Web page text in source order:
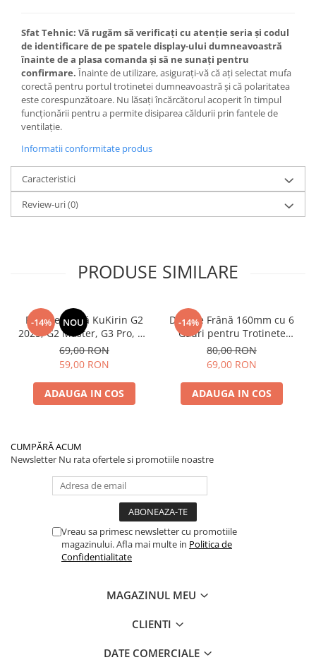
Sfat Tehnic: Vă rugăm să verificați cu atenție seria și codul
de identificare de pe spatele display-ului dumneavoastră
înainte de a plasa comanda și să ne sunați pentru
confirmare. Înainte de utilizare, asigurați-vă că ați selectat mufa
corectă pentru portul trotinetei dumneavoastră și că polaritatea
este corespunzătoare. Nu lăsați încărcătorul acoperit în timpul
funcționării pentru a permite disiparea căldurii prin fantele de
ventilație.
Informatii conformitate produs
Caracteristici
Review-uri(0)
PRODUSE SIMILARE
-14% NOU
Plăcuțe Frână KuKirin G2
2025, G2 Master, G3 Pro, G4
– Set 2 Bucăți (Față sau
Spate) Premium
69,00 RON
59,00 RON
ADAUGA IN COS
-14%
Disc de Frână 160mm cu 6
Găuri pentru Trotinete
Electrice KuKirin G4 (Model
2025) și KuKirin G2 –
Performanță Premium
80,00 RON
69,00 RON
ADAUGA IN COS
CUMPĂRĂ ACUM
Newsletter Nu rata ofertele si promotiile noastre
Vreau sa primesc newsletter cu promotiile
magazinului. Afla mai multe in Politica de
Confidentialitate
MAGAZINUL MEU
CLIENTI
DATE COMERCIALE